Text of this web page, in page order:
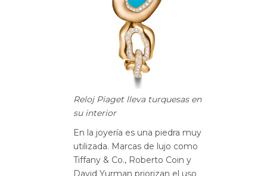
Reloj Piaget lleva turquesas en
su interior
En la joyería es una piedra muy
utilizada. Marcas de lujo como
Tiffany & Co., Roberto Coin y
David Yurman priorizan el uso